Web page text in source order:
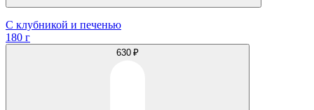
С клубникой и печенью
180 г
630 ₽